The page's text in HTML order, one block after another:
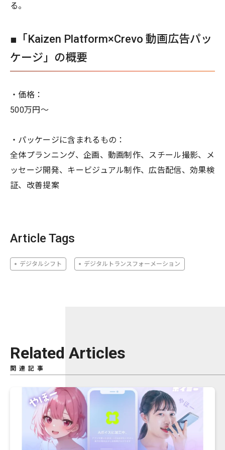
る。
■「Kaizen Platform×Crevo 動画広告パッ
ケージ」の概要
・価格：
500万円～
・パッケージに含まれるもの：
全体プランニング、企画、動画制作、スチール撮影、メ
ッセージ開発、キービジュアル制作、広告配信、効果検
証、改善提案
Article Tags
デジタルシフト デジタルトランスフォーメーション
Related Articles
関連記事